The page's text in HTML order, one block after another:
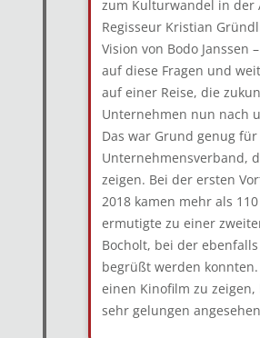
zum Kulturwandel in der
Regisseur Kristian
Vision von Bodo Janssen
auf diese Fragen und
auf einer Reise, die
Unternehmen nun nach
Das war Grund genug für
Unternehmensverband,
zeigen. Bei der ersten
2018 kamen mehr als 110
ermutigte zu einer
Bocholt, bei der
begrüßt werden
einen Kinofilm zu
sehr gelungen